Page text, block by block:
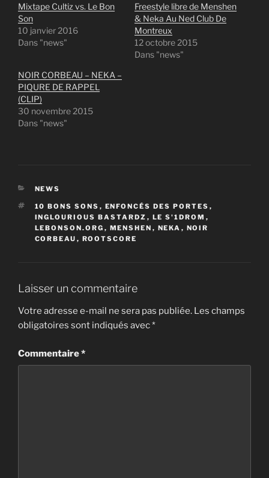
Mixtape Cultiz vs. Le Bon
Son
10 janvier 2016
Dans "news"
Freestyle libre de Menshen
& Neka Au Ned Club De
Montreux
12 octobre 2015
Dans "news"
NOIR CORBEAU – NEKA –
PIQURE DE RAPPEL
(CLIP)
30 novembre 2015
Dans "news"
CATÉGORIES
NEWS
ÉTIQUETTES
10 BONS SONS , ENFONCÉS DES PORTES ,
INGLOURIOUS BASTARDZ , LE S'1DROM ,
LEBONSON.ORG , MENSHEN , NEKA , NOIR
CORBEAU , ROOTSCORE
Laisser un commentaire
Votre adresse e-mail ne sera pas publiée. Les champs
obligatoires sont indiqués avec*
Commentaire*